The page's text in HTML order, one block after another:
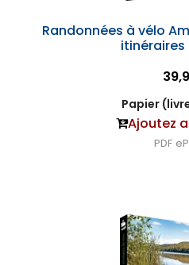
Randonnées à vélo
itinéraires
Papier
Ajoutez
PDF